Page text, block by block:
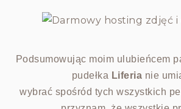
Podsumowując moim ulubieńcem
pudełka Liferia nie
wybrać spośród tych wszystkich